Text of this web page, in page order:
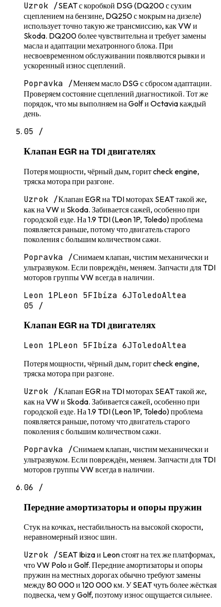
Uzrok /SEAT с коробкой DSG (DQ200 с сухим
сцеплением на бензине, DQ250 с мокрым на дизеле)
использует точно такую же трансмиссию, как VW и
Skoda. DQ200 более чувствительна и требует замены
масла и адаптации мехатронного блока. При
несвоевременном обслуживании появляются рывки и
ускоренный износ сцеплений.
Popravka /Меняем масло DSG с сбросом адаптации.
Проверяем состояние сцеплений диагностикой. Тот же
порядок, что мы выполняем на Golf и Octavia каждый
день.
05 /
Клапан EGR на TDI двигателях
Потеря мощности, чёрный дым, горит check engine,
тряска мотора при разгоне.
Uzrok /Клапан EGR на TDI моторах SEAT такой же,
как на VW и Skoda. Забивается сажей, особенно при
городской езде. На 1.9 TDI (Leon 1P, Toledo) проблема
появляется раньше, потому что двигатель старого
поколения с большим количеством сажи.
Popravka /Снимаем клапан, чистим механически и
ультразвуком. Если повреждён, меняем. Запчасти для TDI
моторов группы VW всегда в наличии.
Leon 1PLeon 5FIbiza 6JToledoAltea
05 /
Клапан EGR на TDI двигателях
Leon 1PLeon 5FIbiza 6JToledoAltea
Потеря мощности, чёрный дым, горит check engine,
тряска мотора при разгоне.
Uzrok /Клапан EGR на TDI моторах SEAT такой же,
как на VW и Skoda. Забивается сажей, особенно при
городской езде. На 1.9 TDI (Leon 1P, Toledo) проблема
появляется раньше, потому что двигатель старого
поколения с большим количеством сажи.
Popravka /Снимаем клапан, чистим механически и
ультразвуком. Если повреждён, меняем. Запчасти для TDI
моторов группы VW всегда в наличии.
06 /
Передние амортизаторы и опоры пружин
Стук на кочках, нестабильность на высокой скорости,
неравномерный износ шин.
Uzrok /SEAT Ibiza и Leon стоят на тех же платформах,
что VW Polo и Golf. Передние амортизаторы и опоры
пружин на местных дорогах обычно требуют замены
между 80 000 и 120 000 км. У SEAT чуть более жёсткая
подвеска, чем у Golf, поэтому износ ощущается сильнее.